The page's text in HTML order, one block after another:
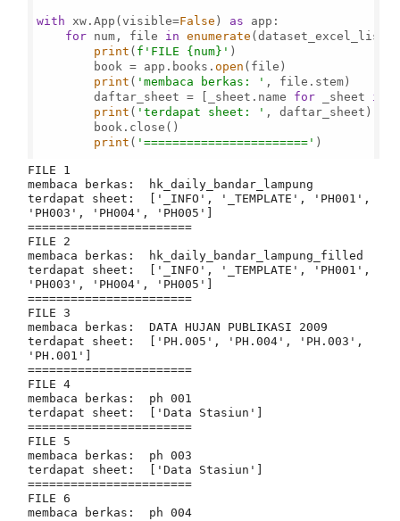
with xw.App(visible=False ) as app:
for num, file in enumerate
print ( f'FILE {num} ' )
        book = app.books.
open (file)
print ( 'membaca berkas: ' , file.stem)
        daftar_sheet = [_sheet.name
for _sheet in
print ( 'terdapat sheet: ' , daftar_sheet)
        book.close()
print ( '=======================' )
FILE 1
membaca berkas:  hk_daily_bandar_lampung
terdapat sheet:  ['_INFO', '_TEMPLATE', 'PH001',
'PH003', 'PH004', 'PH005']
=======================
FILE 2
membaca berkas:  hk_daily_bandar_lampung_filled
terdapat sheet:  ['_INFO', '_TEMPLATE', 'PH001',
'PH003', 'PH004', 'PH005']
=======================
FILE 3
membaca berkas:  DATA HUJAN PUBLIKASI 2009
terdapat sheet:  ['PH.005', 'PH.004', 'PH.003',
'PH.001']
=======================
FILE 4
membaca berkas:  ph 001
terdapat sheet:  ['Data Stasiun']
=======================
FILE 5
membaca berkas:  ph 003
terdapat sheet:  ['Data Stasiun']
=======================
FILE 6
membaca berkas:  ph 004